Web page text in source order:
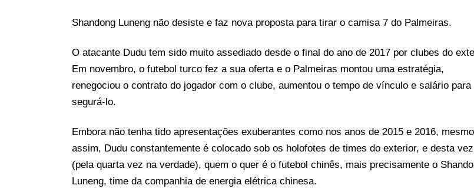
Shandong Luneng não desiste e faz nova proposta para tirar o camisa 7 do Palmeiras.
O atacante Dudu tem sido muito assediado desde o final do ano de 2017 por clubes do
Em novembro, o futebol turco fez a sua oferta e o Palmeiras montou uma estratégia,
renegociou o contrato do jogador com o clube, aumentou o tempo de vínculo e salário para
segurá-lo.
Embora não tenha tido apresentações exuberantes como nos anos de 2015 e 2016, mesmo
assim, Dudu constantemente é colocado sob os holofotes de times do exterior, e desta vez
(pela quarta vez na verdade), quem o quer é o futebol chinês, mais precisamente o
Luneng, time da companhia de energia elétrica chinesa.